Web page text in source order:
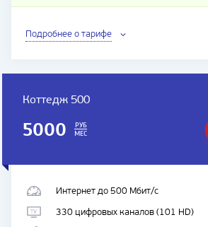
Подробнее о тарифе
Коттедж 500
5000
РУБ
МЕС
Интернет до 500 Мбит/с
330 цифровых каналов (101 HD)